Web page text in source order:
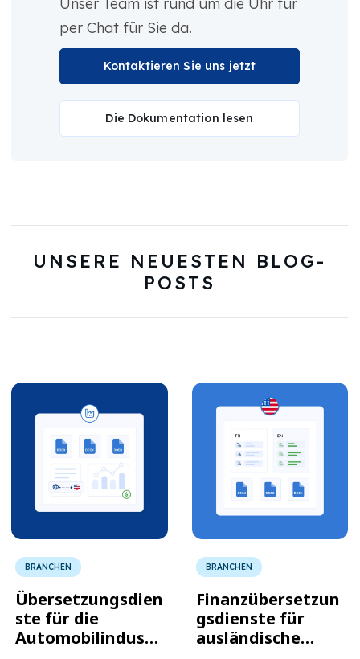
per Chat für Sie da.
Kontaktieren Sie uns jetzt
Die Dokumentation lesen
UNSERE NEUESTEN BLOG-
POSTS
BRANCHEN
Übersetzungsdien
ste für die
Automobilindustr
BRANCHEN
Finanzübersetzun
gsdienste für
ausländische